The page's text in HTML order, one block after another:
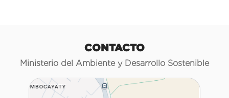
CONTACTO
Ministerio del Ambiente y Desarrollo Sostenible